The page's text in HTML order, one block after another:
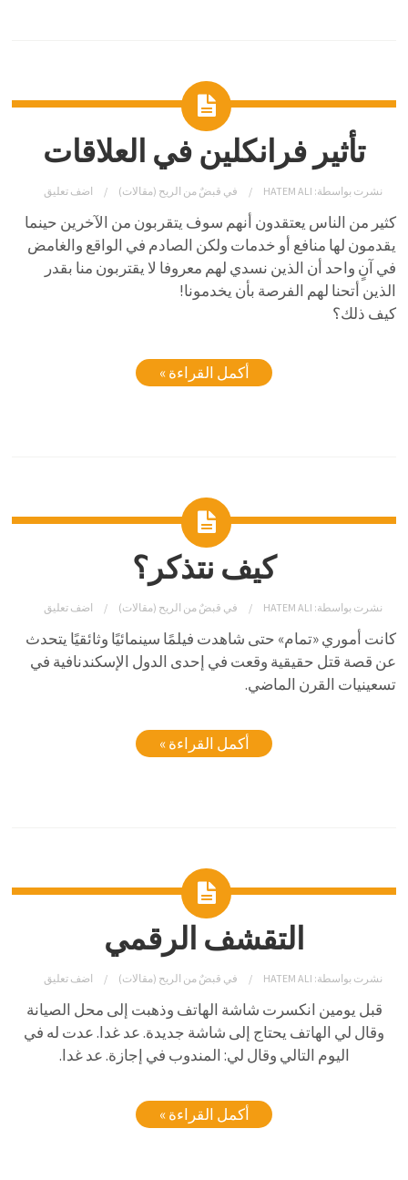
تأثير فرانكلين في العلاقات
نشرت بواسطة: HATEM ALI في قبضٌ من الريح (مقالات) اضف تعليق
كثير من الناس يعتقدون أنهم سوف يتقربون من الآخرين حينما
يقدمون لها منافع أو خدمات ولكن الصادم في الواقع والغامض
في آنٍ واحد أن الذين نسدي لهم معروفا لا يقتربون منا بقدر
الذين أتحنا لهم الفرصة بأن يخدمونا!
كيف ذلك؟
أكمل القراءة »
كيف نتذكر؟
نشرت بواسطة: HATEM ALI في قبضٌ من الريح (مقالات) اضف تعليق
كانت أموري «تمام» حتى شاهدت فيلمًا سينمائيًا وثائقيًا يتحدث
عن قصة قتل حقيقية وقعت في إحدى الدول الإسكندنافية في
تسعينيات القرن الماضي.
أكمل القراءة »
التقشف الرقمي
نشرت بواسطة: HATEM ALI في قبضٌ من الريح (مقالات) اضف تعليق
قبل يومين انكسرت شاشة الهاتف وذهبت إلى محل الصيانة
وقال لي الهاتف يحتاج إلى شاشة جديدة. عد غدا. عدت له في
اليوم التالي وقال لي: المندوب في إجازة. عد غدا.
أكمل القراءة »